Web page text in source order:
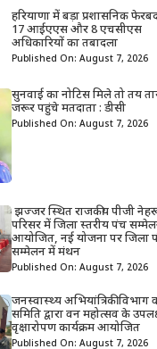
हरियाणा में बड़ा प्रशासनिक
17 आईएएस और 8 एचसीएस
अधिकारियों का तबादला
Published On: August 7, 2026
सुनवाई का नोटिस मिले तो तय
जरूर पहुंचे मतदाता : डीसी
Published On: August 7, 2026
झज्जर स्थित राजकीय पीजी
परिसर में जिला स्तरीय पंच
आयोजित, नई योजना पर जिला
सम्मेलन में मंथन
Published On: August 7, 2026
जनस्वास्थ्य अभियांत्रिकी
समिति द्वारा वन महोत्सव के
वृक्षारोपण कार्यक्रम आयोजित
Published On: August 7, 2026